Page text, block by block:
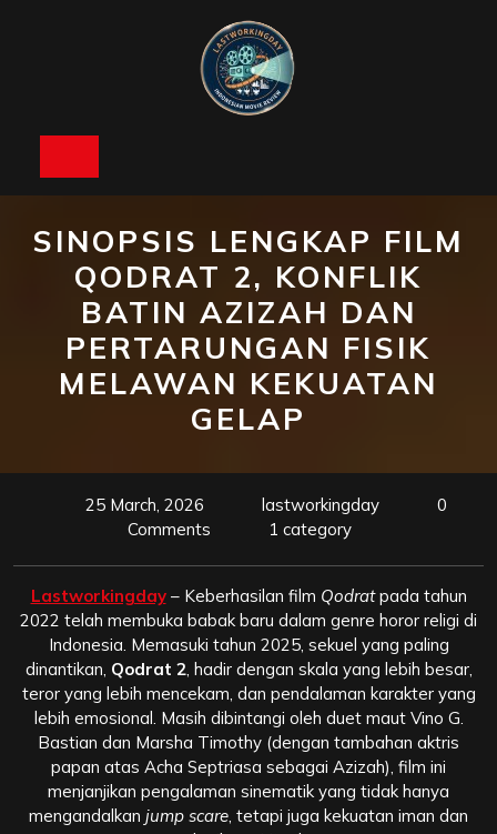
SINOPSIS LENGKAP FILM
QODRAT 2, KONFLIK
BATIN AZIZAH DAN
PERTARUNGAN FISIK
MELAWAN KEKUATAN
GELAP
25 March, 2026 lastworkingday
0
Comments
1 category
Lastworkingday– Keberhasilan film Qodratpada tahun
2022 telah membuka babak baru dalam genre horor religi di
Indonesia. Memasuki tahun 2025, sekuel yang paling
dinantikan, Qodrat 2, hadir dengan skala yang lebih besar,
teror yang lebih mencekam, dan pendalaman karakter yang
lebih emosional. Masih dibintangi oleh duet maut Vino G.
Bastian dan Marsha Timothy (dengan tambahan aktris
papan atas Acha Septriasa sebagai Azizah), film ini
menjanjikan pengalaman sinematik yang tidak hanya
mengandalkan jump scare , tetapi juga kekuatan iman dan